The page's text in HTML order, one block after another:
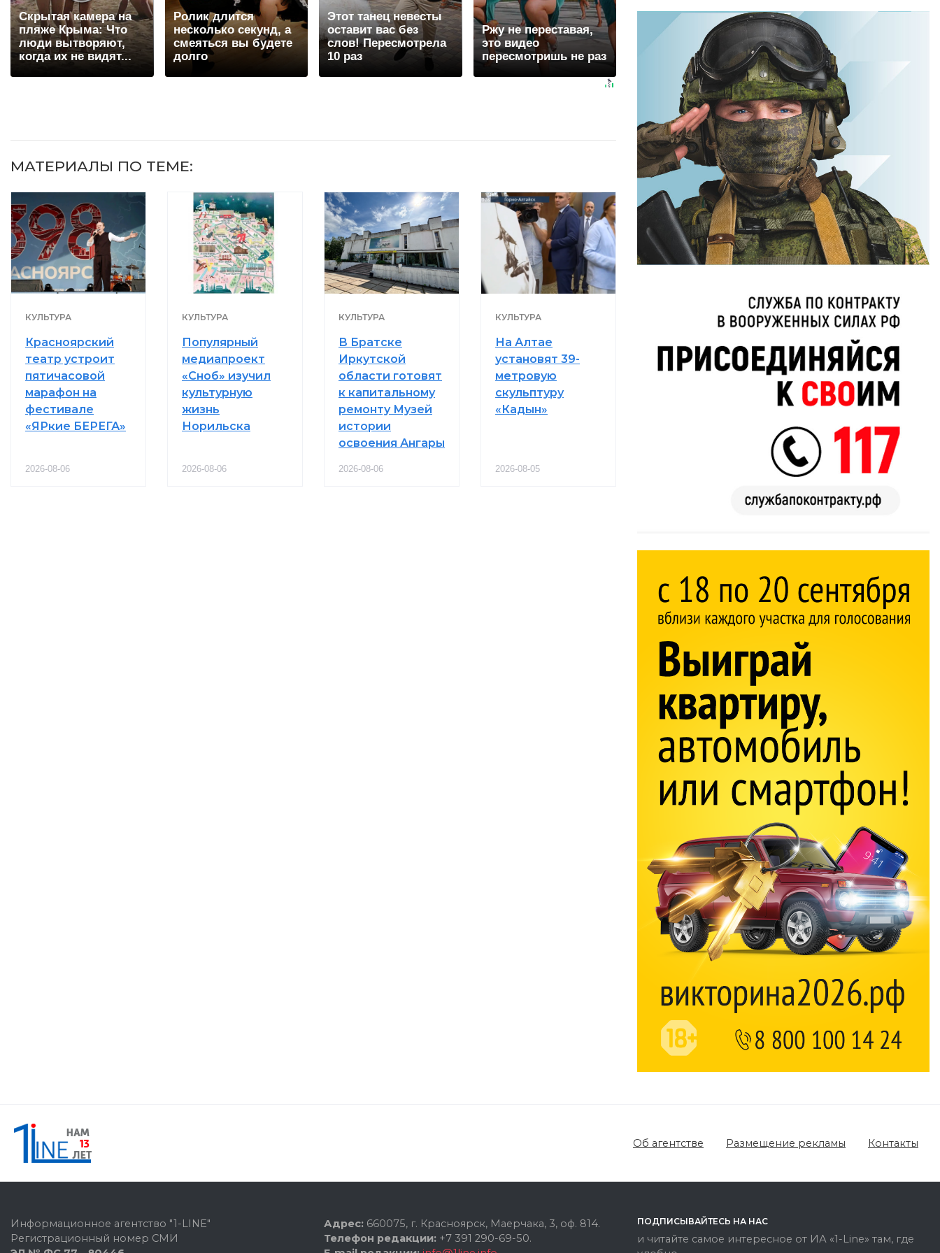
Скрытая камера на
пляже Крыма: Что
люди вытворяют,
когда их не видят...
Ролик длится
несколько секунд, а
смеяться вы будете
долго
Этот танец невесты
оставит вас без
слов! Пересмотрела
10 раз
Ржу не переставая,
это видео
пересмотришь не раз
МАТЕРИАЛЫ ПО ТЕМЕ:
КУЛЬТУРА
Красноярский
театр устроит
пятичасовой
марафон на
фестивале
«ЯРкие БЕРЕГА»
2026-08-06
КУЛЬТУРА
Популярный
медиапроект
«Сноб» изучил
культурную
жизнь
Норильска
2026-08-06
КУЛЬТУРА
В Братске
Иркутской
области готовят
к капитальному
ремонту Музей
истории
освоения Ангары
2026-08-06
КУЛЬТУРА
На Алтае
установят 39-
метровую
скульптуру
«Кадын»
2026-08-05
Об агентстве Размещение рекламы Контакты
Информационное агентство "1-LINE"
Регистрационный номер СМИ
Адрес: 660075, г. Красноярск, Маерчака, 3, оф. 814.
Телефон редакции: +7 391 290-69-50.
ПОДПИСЫВАЙТЕСЬ НА НАС
и читайте самое интересное от ИА «1-Line» там, где